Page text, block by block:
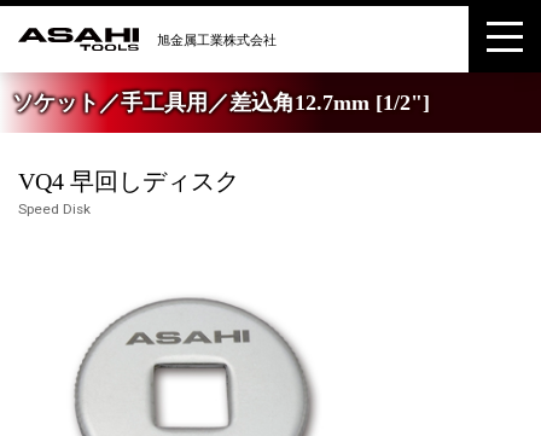
ソケット／手工具用／差込角12.7mm [1/2"]
VQ4 早回しディスク
Speed Disk